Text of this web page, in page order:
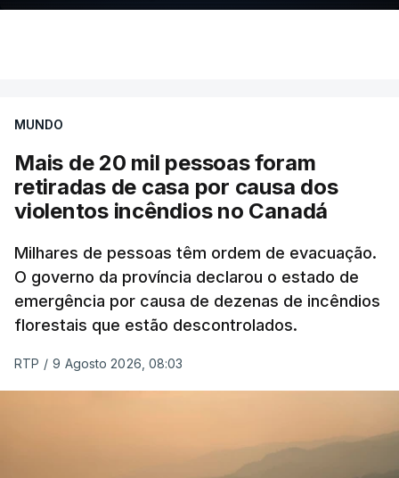
MUNDO
Mais de 20 mil pessoas foram
retiradas de casa por causa dos
violentos incêndios no Canadá
Milhares de pessoas têm ordem de evacuação.
O governo da província declarou o estado de
emergência por causa de dezenas de incêndios
florestais que estão descontrolados.
RTP / 9 Agosto 2026, 08:03